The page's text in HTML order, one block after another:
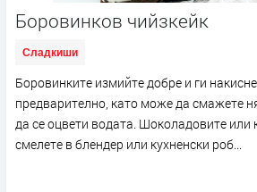
Боровинков чийзкейк
Сладкиши
Боровинките измийте добре и ги
предварително, като може да смажете
да се оцвети водата. Шоколадовите или
смелете в блендер или кухненски роб...